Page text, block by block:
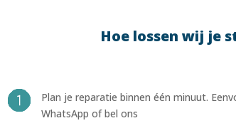
Hoe lossen wij je
Plan je reparatie binnen één minuut.
WhatsApp of bel ons